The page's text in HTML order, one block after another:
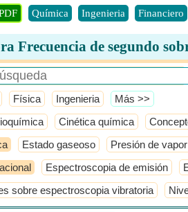
Química Ingenieria Financiero
Frecuencia de segundo
Física Ingenieria ​Más >>
Cinética química
Estado gaseoso Presión de vapor
Espectroscopia de emisión
sobre espectroscopia vibratoria